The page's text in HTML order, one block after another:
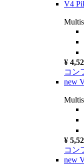
V4
¥
コン
new
¥
コン
new